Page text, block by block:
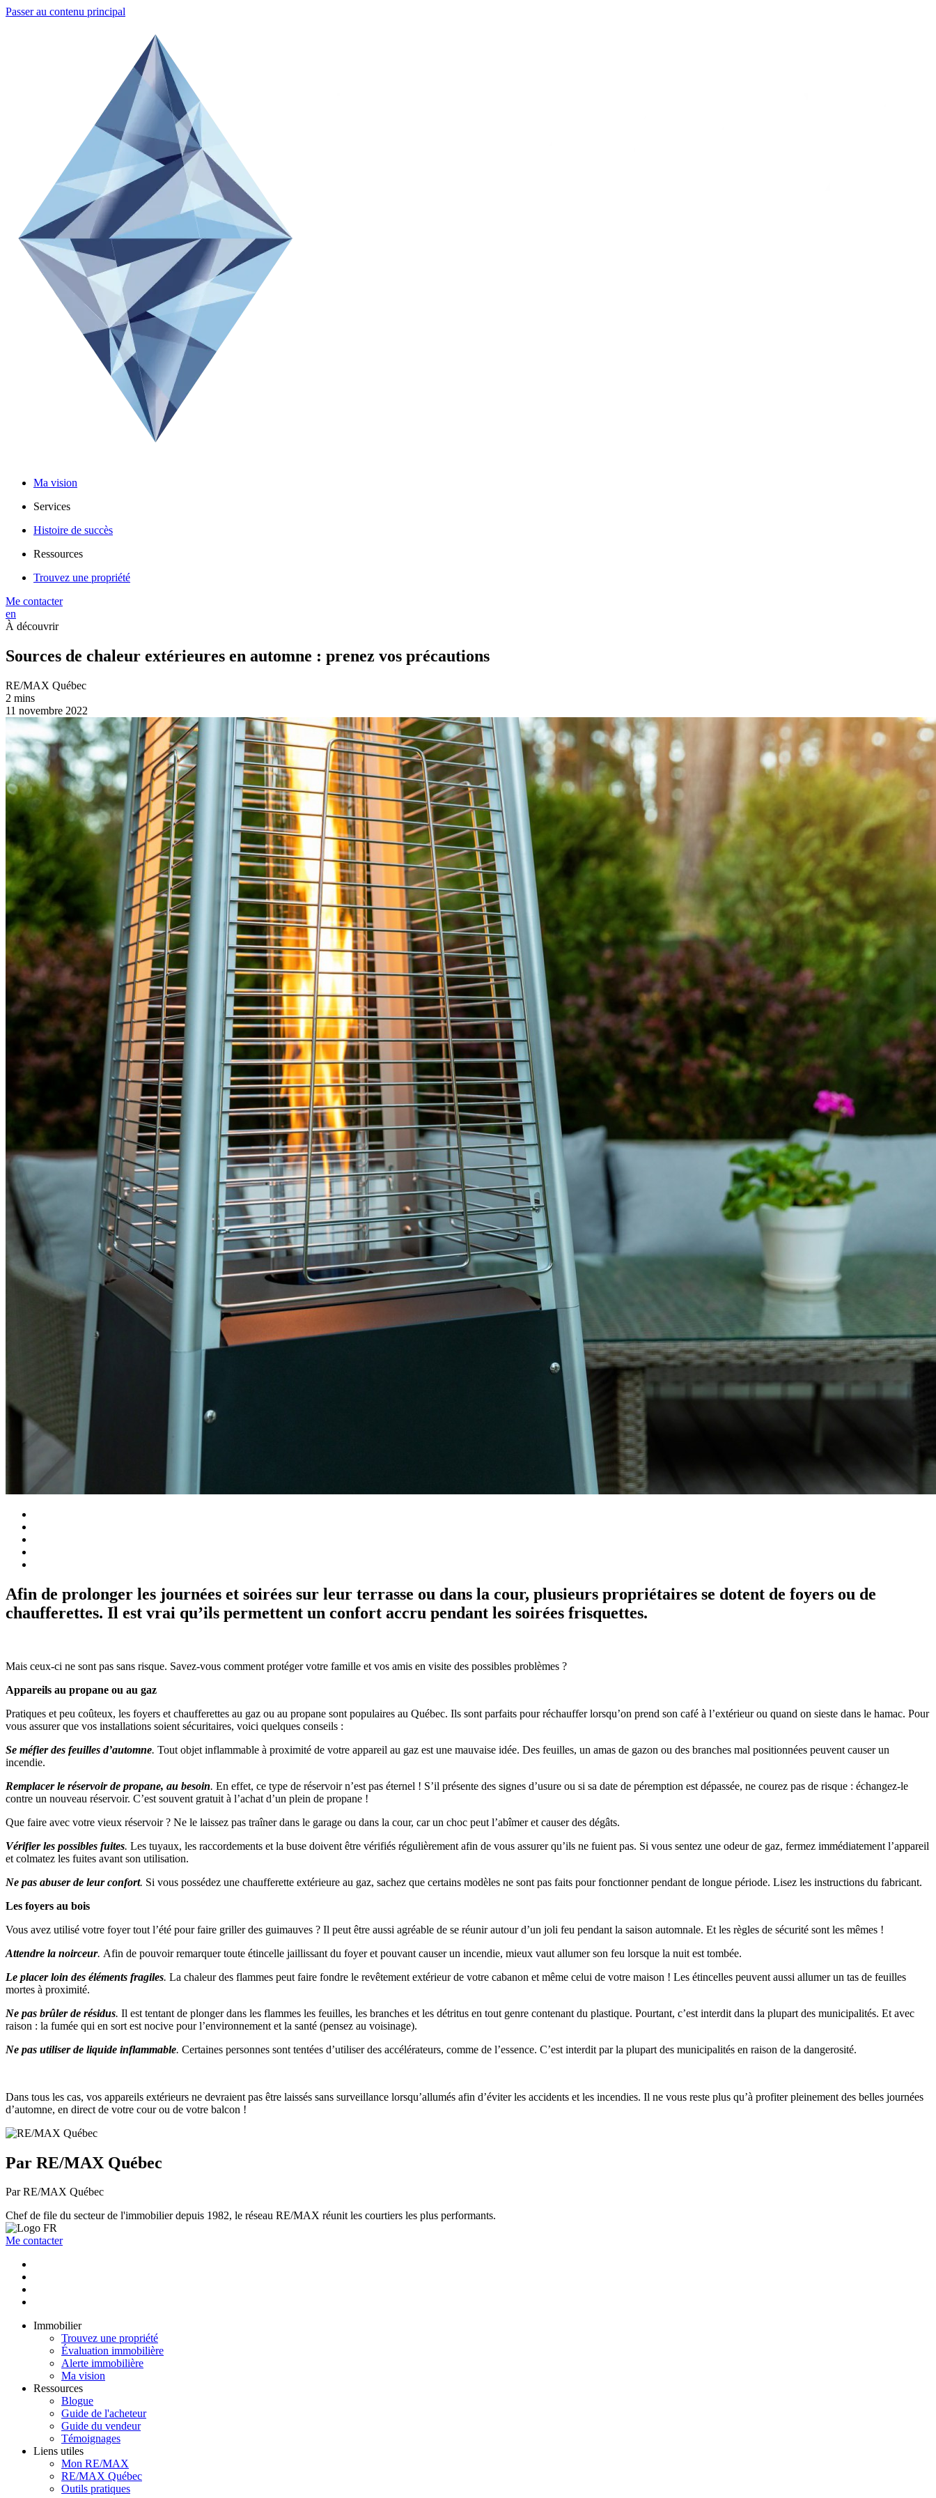
Passer au contenu principal
Ma vision
Services
Histoire de succès
Ressources
Trouvez une propriété
Me contacter
en
À découvrir
Sources de chaleur extérieures en automne : prenez vos précautions
RE/MAX Québec
2 mins
11 novembre 2022
Afin de prolonger les journées et soirées sur leur terrasse ou dans la cour, plusieurs propriétaires se dotent de foyers ou de
chaufferettes. Il est vrai qu’ils permettent un confort accru pendant les soirées frisquettes.
Mais ceux-ci ne sont pas sans risque. Savez-vous comment protéger votre famille et vos amis en visite des possibles problèmes ?
Appareils au propane ou au gaz
Pratiques et peu coûteux, les foyers et chaufferettes au gaz ou au propane sont populaires au Québec. Ils sont parfaits pour réchauffer lorsqu’on prend son café à l’extérieur ou quand on sieste dans le hamac. Pour
vous assurer que vos installations soient sécuritaires, voici quelques conseils :
Se méfier des feuilles d’automne. Tout objet inflammable à proximité de votre appareil au gaz est une mauvaise idée. Des feuilles, un amas de gazon ou des branches mal positionnées peuvent causer un
incendie.
Remplacer le réservoir de propane, au besoin. En effet, ce type de réservoir n’est pas éternel ! S’il présente des signes d’usure ou si sa date de péremption est dépassée, ne courez pas de risque : échangez-le
contre un nouveau réservoir. C’est souvent gratuit à l’achat d’un plein de propane !
Que faire avec votre vieux réservoir ? Ne le laissez pas traîner dans le garage ou dans la cour, car un choc peut l’abîmer et causer des dégâts.
Vérifier les possibles fuites. Les tuyaux, les raccordements et la buse doivent être vérifiés régulièrement afin de vous assurer qu’ils ne fuient pas. Si vous sentez une odeur de gaz, fermez immédiatement l’appareil
et colmatez les fuites avant son utilisation.
Ne pas abuser de leur confort. Si vous possédez une chaufferette extérieure au gaz, sachez que certains modèles ne sont pas faits pour fonctionner pendant de longue période. Lisez les instructions du fabricant.
Les foyers au bois
Vous avez utilisé votre foyer tout l’été pour faire griller des guimauves ? Il peut être aussi agréable de se réunir autour d’un joli feu pendant la saison automnale. Et les règles de sécurité sont les mêmes !
Attendre la noirceur. Afin de pouvoir remarquer toute étincelle jaillissant du foyer et pouvant causer un incendie, mieux vaut allumer son feu lorsque la nuit est tombée.
Le placer loin des éléments fragiles. La chaleur des flammes peut faire fondre le revêtement extérieur de votre cabanon et même celui de votre maison ! Les étincelles peuvent aussi allumer un tas de feuilles
mortes à proximité.
Ne pas brûler de résidus. Il est tentant de plonger dans les flammes les feuilles, les branches et les détritus en tout genre contenant du plastique. Pourtant, c’est interdit dans la plupart des municipalités. Et avec
raison : la fumée qui en sort est nocive pour l’environnement et la santé (pensez au voisinage).
Ne pas utiliser de liquide inflammable. Certaines personnes sont tentées d’utiliser des accélérateurs, comme de l’essence. C’est interdit par la plupart des municipalités en raison de la dangerosité.
Dans tous les cas, vos appareils extérieurs ne devraient pas être laissés sans surveillance lorsqu’allumés afin d’éviter les accidents et les incendies. Il ne vous reste plus qu’à profiter pleinement des belles journées
d’automne, en direct de votre cour ou de votre balcon !
Par RE/MAX Québec
Par RE/MAX Québec
Chef de file du secteur de l'immobilier depuis 1982, le réseau RE/MAX réunit les courtiers les plus performants.
Me contacter
Immobilier
Trouvez une propriété
Évaluation immobilière
Alerte immobilière
Ma vision
Ressources
Blogue
Guide de l'acheteur
Guide du vendeur
Témoignages
Liens utiles
Mon RE/MAX
RE/MAX Québec
Outils pratiques